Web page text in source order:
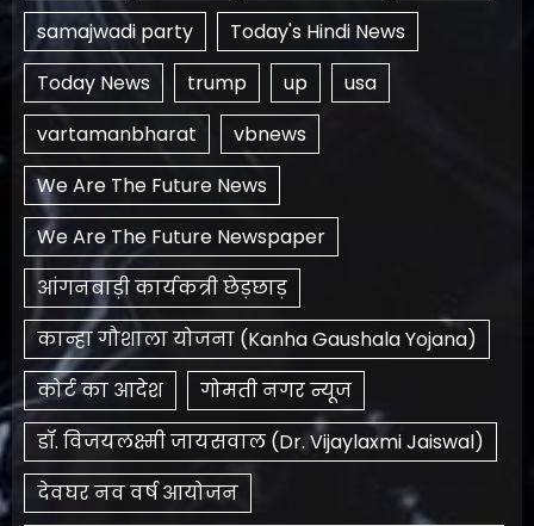
samajwadi party
Today's Hindi News
Today News
trump up
usa
vartamanbharat
vbnews
We Are The Future News
We Are The Future Newspaper
आंगनबाड़ी कार्यकत्री छेड़छाड़
कान्हा गौशाला योजना (Kanha Gaushala Yojana)
कोर्ट का आदेश
गोमती नगर न्यूज
डॉ. विजयलक्ष्मी जायसवाल (Dr. Vijaylaxmi Jaiswal)
देवघर नव वर्ष आयोजन